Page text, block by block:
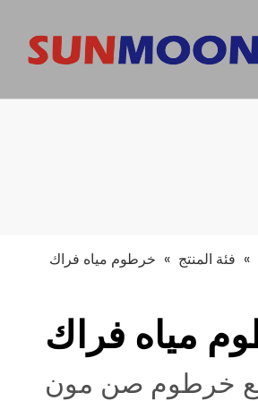
» فئة المنتج » خرطوم مياه فراك
مياه فراك
خرطوم صن مون